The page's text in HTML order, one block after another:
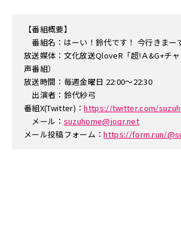
【番組概要】
番組名：はーい！鈴代です！ 今行きまー
放送媒体：文化放送QloveR「超!Ａ&G+チ
声番組）
放送時間：毎週金曜日 22:00～22:30
出演者：鈴代紗弓
番組X(Twitter)：https://twitter.com/
メール： suzuhome@joqr.net
メール投稿フォーム：https://form.run/